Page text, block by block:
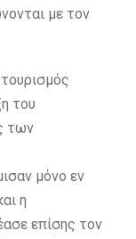
με τον
του
των
μόνο εν
η
επίσης τον